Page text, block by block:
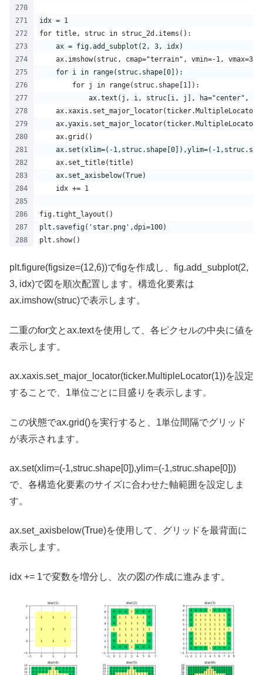
idx = 1
for title, struc in struc_2d.items():
    ax = fig.add_subplot(2, 3, idx)
ax.imshow(struc, cmap="terrain", vmin=-1,
    for i in range(struc.shape[0]):
        for j in range(struc.shape[1]):
ax.text(j, i, struc[i, j], ha="center",
    ax.grid()
ax.set(xlim=(-1,struc.shape[0]),ylim=(-
    ax.set_title(title)
    ax.set_axisbelow(True)
    idx += 1
fig.tight_layout()
plt.savefig('star.png',dpi=100)
plt.show()
plt.figure(figsize=(12,6))でfigを作成し、fig.add_subplot(2,
3, idx)で図を順次配置します。構造化要素は
ax.imshow(struc)で表示します。
二重のfor文とax.textを使用して、各ピクセルの中央に値を
表示します。
ax.xaxis.set_major_locator(ticker.MultipleLocator(1))を設定
することで、1単位ごとに目盛りを表示します。
この状態でax.grid()を実行すると、1単位間隔でグリッド
が表示されます。
ax.set(xlim=(-1,struc.shape[0]),ylim=(-1,struc.shape[0]))
で、各構造化要素のサイズに合わせた軸範囲を設定しま
す。
ax.set_axisbelow(True)を使用して、グリッドを最背面に
表示します。
idx += 1で変数を増分し、次の図の作成に進みます。